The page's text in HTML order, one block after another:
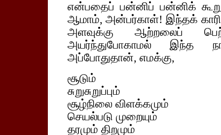
என்பதைப் பன்னிப் பன்னிக்
ஆமாம், அன்பர்காள்! இந்தக்
அளவுக்கு ஆற்றலைப்
அயர்ந்துபோகாமல் இந்த
அப்போதுதான், எமக்கு,
சூடும்
சுறுசுறுப்பும்
சூழ்நிலை விளக்கமும்
செயல்படு முறையும்
தரமும் திறமும்